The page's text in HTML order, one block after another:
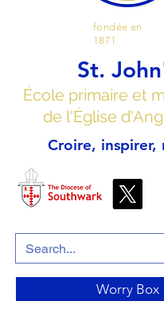
fondée en
1871
St.
École primaire et
de l'Église
Croire, inspirer,
Worry Box